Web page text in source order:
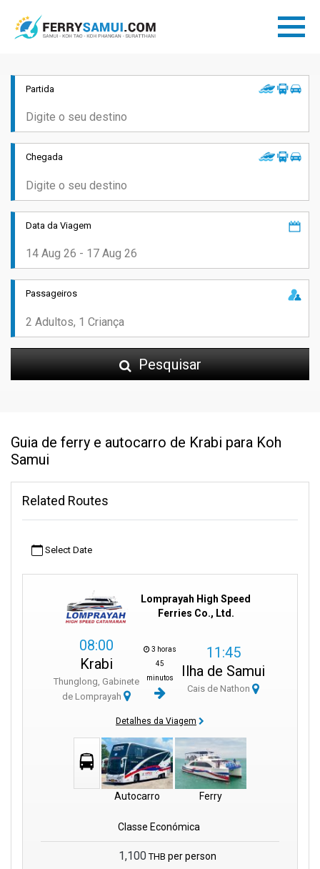
Partida
Chegada
Data da Viagem
Passageiros
Pesquisar
Guia de ferry e autocarro de Krabi para Koh
Samui
Related Routes
Select Date
Lomprayah High Speed
Ferries Co., Ltd.
08:00
Krabi
Thunglong, Gabinete
de Lomprayah
3 horas
45
minutos
11:45
Ilha de Samui
Cais de Nathon
Detalhes da Viagem
Autocarro Ferry
Classe Económica
1,100 THB per person